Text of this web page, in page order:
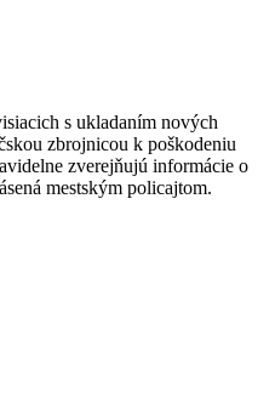
s ukladaním nových
zbrojnicou k poškodeniu
zverejňujú informácie o
mestským policajtom.